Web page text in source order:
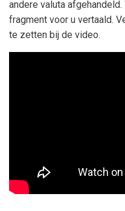
andere valuta
fragment voor u vertaald.
te zetten bij de video.